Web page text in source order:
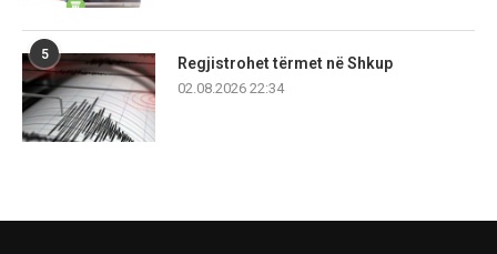
5
Regjistrohet tërmet në Shkup
02.08.2026 22:34